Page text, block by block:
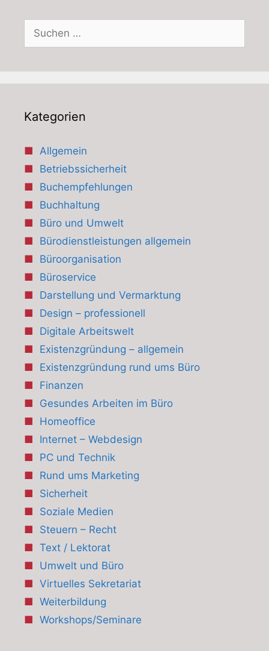
Suchen
nach:
Kategorien
Allgemein
Betriebssicherheit
Buchempfehlungen
Buchhaltung
Büro und Umwelt
Bürodienstleistungen allgemein
Büroorganisation
Büroservice
Darstellung und Vermarktung
Design – professionell
Digitale Arbeitswelt
Existenzgründung – allgemein
Existenzgründung rund ums Büro
Finanzen
Gesundes Arbeiten im Büro
Homeoffice
Internet – Webdesign
PC und Technik
Rund ums Marketing
Sicherheit
Soziale Medien
Steuern – Recht
Text / Lektorat
Umwelt und Büro
Virtuelles Sekretariat
Weiterbildung
Workshops/Seminare